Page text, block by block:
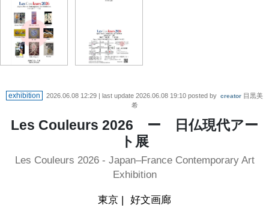
exhibition 2026.06.08 12:29 | last update 2026.06.08 19:10 posted by creator 目黒美
希
Les Couleurs 2026 ー 日仏現代アー
ト展
Les Couleurs 2026 - Japan–France Contemporary Art
Exhibition
東京 | 好文画廊